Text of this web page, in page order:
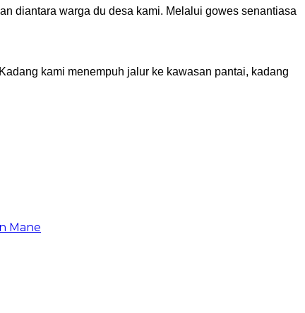
diantara warga du desa kami. Melalui gowes senantiasa
kami menempuh jalur ke kawasan pantai, kadang
Mane